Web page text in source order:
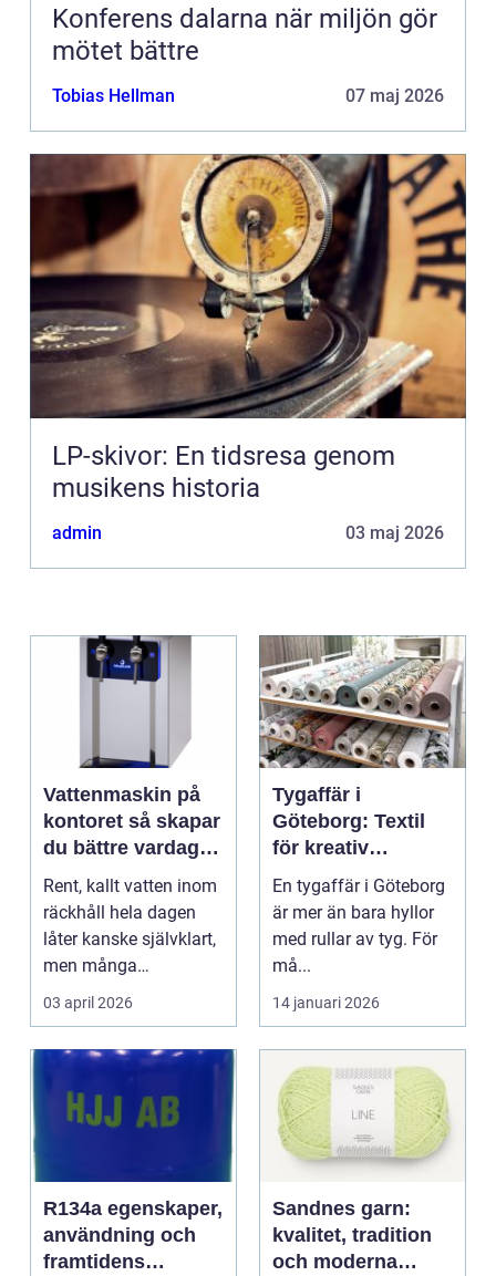
Konferens dalarna när miljön gör
mötet bättre
Tobias Hellman 07 maj 2026
LP-skivor: En tidsresa genom
musikens historia
admin 03 maj 2026
Vattenmaskin på
kontoret så skapar
du bättre vardag
med friskt vatten
Rent, kallt vatten inom
räckhåll hela dagen
låter kanske självklart,
men många
arbetsplatser saknar ...
03 april 2026
Tygaffär i
Göteborg: Textil
för kreativ
inredning och
hållbara projekt
En tygaffär i Göteborg
är mer än bara hyllor
med rullar av tyg. För
må...
14 januari 2026
R134a egenskaper,
användning och
framtidens
Sandnes garn:
kvalitet, tradition
och moderna